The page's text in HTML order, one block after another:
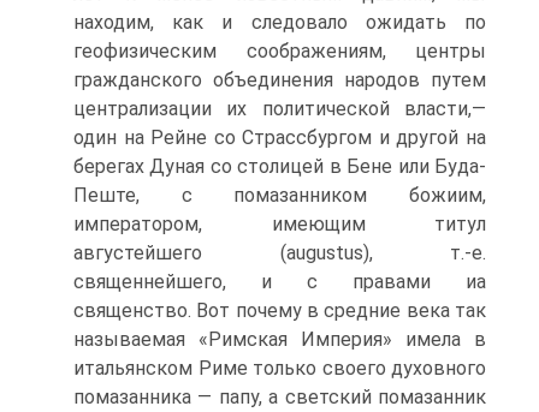
находим, как и следовало ожидать по
геофизическим соображениям, центры
гражданского объединения народов путем
централизации их политической власти,—
один на Рейне со Страссбургом и другой на
берегах Дуная со столицей в Бене или Буда-
Пеште, с помазанником божиим,
императором, имеющим титул
августейшего (augustus), т.-е.
священнейшего, и с правами иа
священство. Вот почему в средние века так
называемая «Римская Империя» имела в
итальянском Риме только своего духовного
помазанника — папу, а светский помазанник